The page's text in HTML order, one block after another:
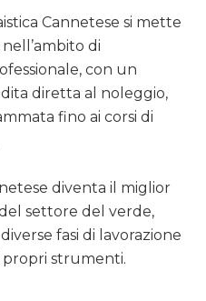
Cannetese si mette
di
con un
diretta al noleggio,
fino ai corsi di
diventa il miglior
settore del verde,
fasi di lavorazione
strumenti.